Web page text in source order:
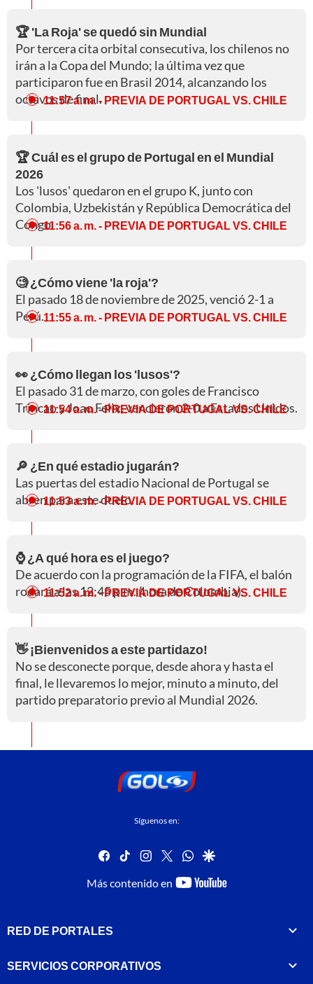
🏆 'La Roja' se quedó sin Mundial
Por tercera cita orbital consecutiva, los chilenos no
irán a la Copa del Mundo; la última vez que
participaron fue en Brasil 2014, alcanzando los
octavos de final.
11:57 a. m. - PREVIA DE PORTUGAL VS. CHILE
🏆 Cuál es el grupo de Portugal en el Mundial
2026
Los 'lusos' quedaron en el grupo K, junto con
Colombia, Uzbekistán y República Democrática del
Congo.11:56 a. m. - PREVIA DE PORTUGAL VS. CHILE
🧐 ¿Cómo viene 'la roja'?
El pasado 18 de noviembre de 2025, venció 2-1 a
Perú.11:55 a. m. - PREVIA DE PORTUGAL VS. CHILE
👀 ¿Cómo llegan los 'lusos'?
El pasado 31 de marzo, con goles de Francisco
Trincao y Joao Felix, vencieron 2-0 a Estados Unidos.
11:54 a. m. - PREVIA DE PORTUGAL VS. CHILE
🔎 ¿En qué estadio jugarán?
Las puertas del estadio Nacional de Portugal se
abren para este duelo.
11:53 a. m.- PREVIA DE PORTUGAL VS. CHILE
⌚ ¿A qué hora es el juego?
De acuerdo con la programación de la FIFA, el balón
rodará a las 12:45 p.m. (hora de Colombia).
11:52 a. m.- PREVIA DE PORTUGAL VS. CHILE
👋 ¡Bienvenidos a este partidazo!
No se desconecte porque, desde ahora y hasta el
final, le llevaremos lo mejor, minuto a minuto, del
partido preparatorio previo al Mundial 2026.
Síguenos en:
facebook
tiktok instagram
twitterwhatsapp
google
Más contenido en
youtube-
RED DE PORTALES
SERVICIOS CORPORATIVOS